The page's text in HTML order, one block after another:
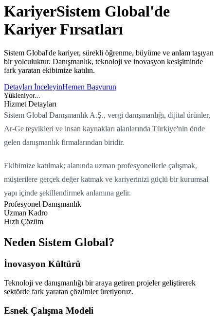
KariyerSistem Global'de
Kariyer Fırsatları
Sistem Global'de kariyer, sürekli öğrenme, büyüme ve anlam taşıyan
bir yolculuktur. Danışmanlık, teknoloji ve inovasyon kesişiminde
fark yaratan ekibimize katılın.
Detayları İnceleyinHemen Başvurun
Hizmet Detayları
Sistem Global Danışmanlık A.Ş., vergi danışmanlığı, dijital ürünler,
Ar-Ge teşvikleri ve insan kaynakları alanlarında Türkiye'nin önde
gelen danışmanlık firmalarından biridir.
Ekibimize katılmak; alanında uzman profesyonellerle çalışmak,
müşterilere gerçek değer katmak ve kariyerinizi güçlü bir kurumsal
yapı içinde şekillendirmek anlamına gelir.
Profesyonel Danışmanlık
Uzman Kadro
Hızlı Çözüm
Neden Sistem Global?
İnovasyon Kültürü
Teknoloji ve danışmanlığı bir araya getiren projeler geliştirerek
sektörde fark yaratan çözümler üretiyoruz.
Esnek Çalışma Modeli